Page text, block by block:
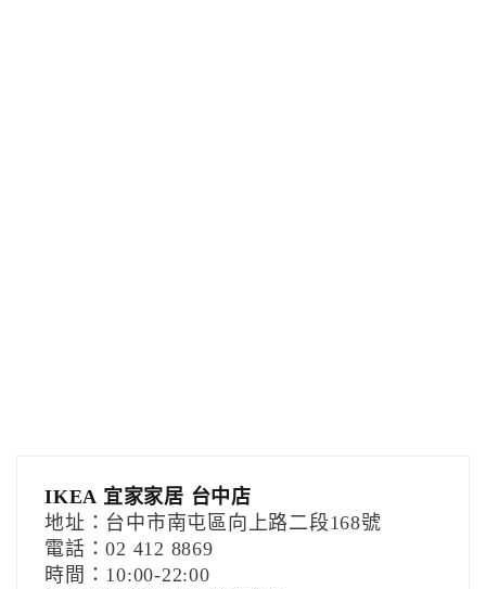
IKEA 宜家家居 台中店
地址：台中市南屯區向上路二段168號
電話：02 412 8869
時間：10:00-22:00